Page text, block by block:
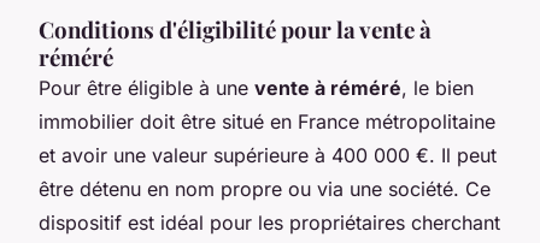
Conditions d'éligibilité pour la vente à
réméré
Pour être éligible à une vente à réméré, le bien
immobilier doit être situé en France métropolitaine
et avoir une valeur supérieure à 400 000 €. Il peut
être détenu en nom propre ou via une société. Ce
dispositif est idéal pour les propriétaires cherchant